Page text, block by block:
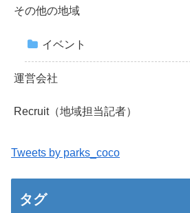
その他の地域
イベント
運営会社
Recruit（地域担当記者）
Tweets by parks_coco
タグ